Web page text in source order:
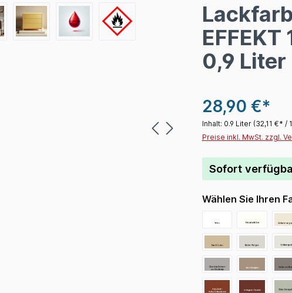
0,9 Liter
28,90 €*
Inhalt: 0.9 Liter (32,11 €* /
Preise inkl. MwSt. zzgl.
Sofort
Wählen Sie Ihren